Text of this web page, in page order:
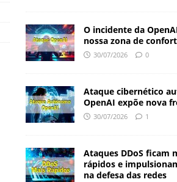
O incidente da
nossa zona de
30/07/2026 0
Ataque cibernético
OpenAI expõe nova
30/07/2026 1
Ataques DDoS ficam
rápidos e
na defesa das redes